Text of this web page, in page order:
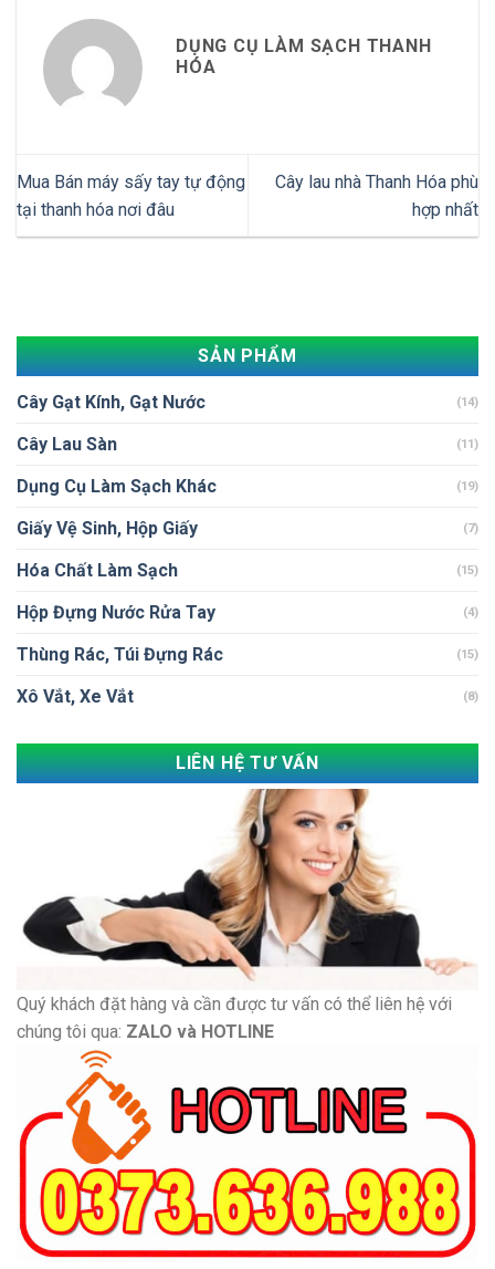
DỤNG CỤ LÀM SẠCH THANH
HÓA
Mua Bán máy sấy tay tự động
tại thanh hóa nơi đâu
Cây lau nhà Thanh Hóa phù
hợp nhất
SẢN PHẨM
Cây Gạt Kính, Gạt Nước (14)
Cây Lau Sàn (11)
Dụng Cụ Làm Sạch Khác (19)
Giấy Vệ Sinh, Hộp Giấy (7)
Hóa Chất Làm Sạch (15)
Hộp Đựng Nước Rửa Tay (4)
Thùng Rác, Túi Đựng Rác (15)
Xô Vắt, Xe Vắt (8)
LIÊN HỆ TƯ VẤN
Quý khách đặt hàng và cần được tư vấn có thể liên hệ với
chúng tôi qua: ZALO và HOTLINE